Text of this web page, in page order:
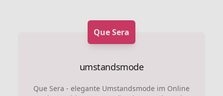
Que Sera
umstandsmode
Que Sera - elegante Umstandsmode im Online